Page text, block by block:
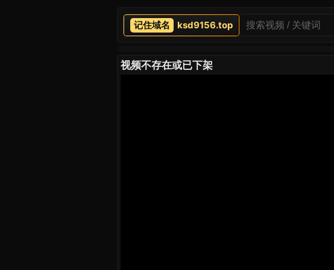
ksd9156.top
视频不存在或已下架